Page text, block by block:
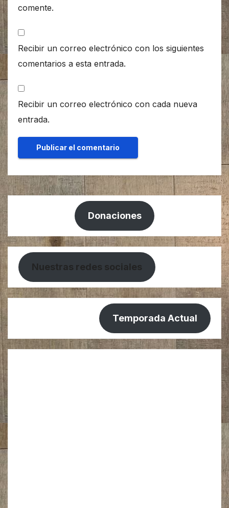
comente.
Recibir un correo electrónico con los siguientes
comentarios a esta entrada.
Recibir un correo electrónico con cada nueva
entrada.
Donaciones
Nuestras redes sociales
Temporada Actual